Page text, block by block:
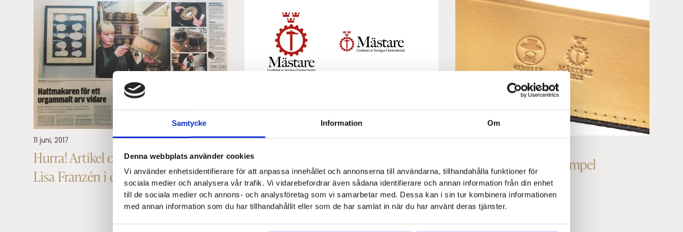
Samtycke Information Om
Denna webbplats använder cookies
Vi använder enhetsidentifierare för att anpassa innehållet och annonserna till användarna, tillhandahålla funktioner för
sociala medier och analysera vår trafik. Vi vidarebefordrar även sådana identifierare och annan information från din enhet
till de sociala medier och annons- och analysföretag som vi samarbetar med. Dessa kan i sin tur kombinera informationen
med annan information som du har tillhandahållit eller som de har samlat in när du har använt deras tjänster.
11 juni, 2017
Hurra! Artikel om hattmakarmästare
Lisa Franzén i dagens GP!
Ny färg på mästarsymbolen!
Gesäll- och mästarstämpel